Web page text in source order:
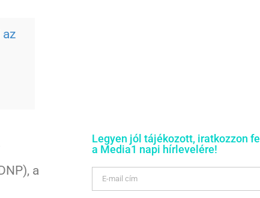
a
Legyen jól tájékozott, iratkozzon fel
a Media1 napi hírlevelére!